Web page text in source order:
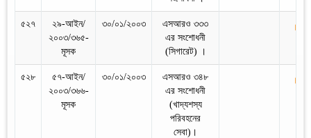
৫২৭
২৯-আইন/
২০০৩/৩৬৫-
মূসক
৩০/০১/২০০৩
এসআরও ৩৩৩
এর সংশোধনী
(সিগারেট) ।
৫২৮
৫৭-আইন/
২০০৩/৩৬৬-
মূসক
৩০/০১/২০০৩
এসআরও ৩৪৮
এর সংশোধনী
(খাদ্যশস্য
পরিবহনের
সেবা)।